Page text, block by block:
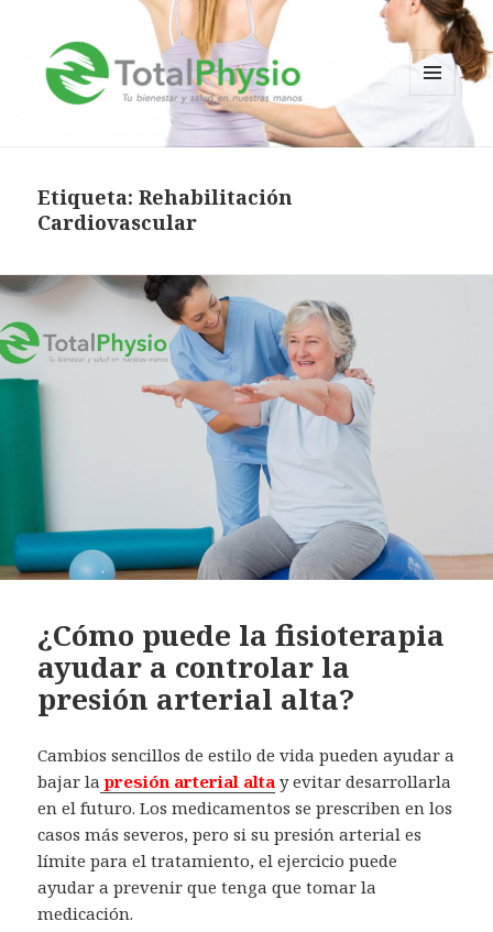
TotalPhysio
Y
WIDGETS
Etiqueta:Rehabilitación
Cardiovascular
¿Cómo puede la fisioterapia
ayudar a controlar la
presión arterial alta?
Cambios sencillos de estilo de vida pueden ayudar a
bajar la presión arterial alta y evitar desarrollarla
en el futuro. Los medicamentos se prescriben en los
casos más severos, pero si su presión arterial es
límite para el tratamiento, el ejercicio puede
ayudar a prevenir que tenga que tomar la
medicación.